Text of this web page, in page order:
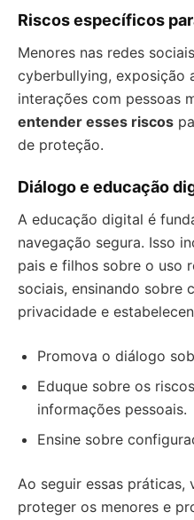
Riscos específicos
Menores nas redes
cyberbullying, exposição
interações com pessoas
entender esses riscos
de proteção.
Diálogo e educação
A educação digital é
navegação segura. Isso
pais e filhos sobre o uso
sociais, ensinando sobre
privacidade e
Promova o diálogo
Eduque sobre os
informações pessoais.
Ensine sobre
Ao seguir essas práticas,
proteger os menores e